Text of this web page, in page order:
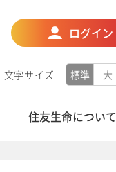
ログイン
文字サイズ 標準 大
住友生命について